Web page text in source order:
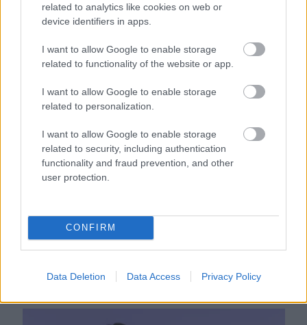
related to analytics like cookies on web or
device identifiers in apps.
I want to allow Google to enable storage
related to functionality of the website or app.
I want to allow Google to enable storage
related to personalization.
I want to allow Google to enable storage
related to security, including authentication
functionality and fraud prevention, and other
user protection.
CONFIRM
Data Deletion Data Access Privacy Policy
Ezért párásodik be állandóan az ablak – egyszerűbb a
Nem ecettel és nem szódabikarbónával: ezzel lesz újra